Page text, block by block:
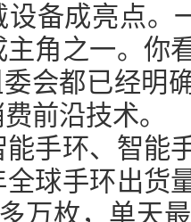
备成亮点。
角之一。你
会都已经明
前沿技术。
手环、智能
全球手环出货
万枚，单天